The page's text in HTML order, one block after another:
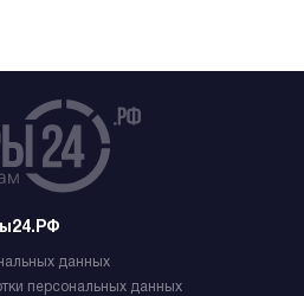
данных
персональных данных